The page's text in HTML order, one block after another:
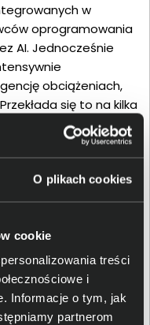
O plikach cookies
cookie
treści
i
Informacje o tym, jak
partnerom
w
oprogramowania
AI. Jednocześnie
obciążeniach,
się to na kilka
pracy mobilnej,
wydajność